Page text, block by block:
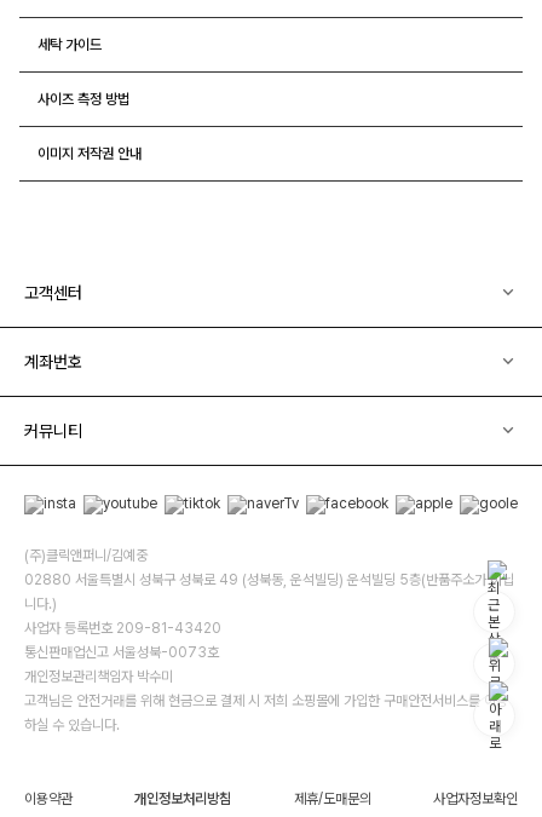
세탁 가이드
사이즈 측정 방법
이미지 저작권 안내
고객센터
계좌번호
커뮤니티
(주)클릭앤퍼니/김예중
02880 서울특별시 성북구 성북로 49 (성북동, 운석빌딩) 운석빌딩 5층(반품주소가 아닙
니다.)
사업자 등록번호 209-81-43420
통신판매업신고 서울성북-0073호
개인정보관리책임자 박수미
고객님은 안전거래를 위해 현금으로 결제 시 저희 소핑몰에 가입한 구매안전서비스를 이용
하실 수 있습니다.
이용약관 개인정보처리방침 제휴/도매문의 사업자정보확인